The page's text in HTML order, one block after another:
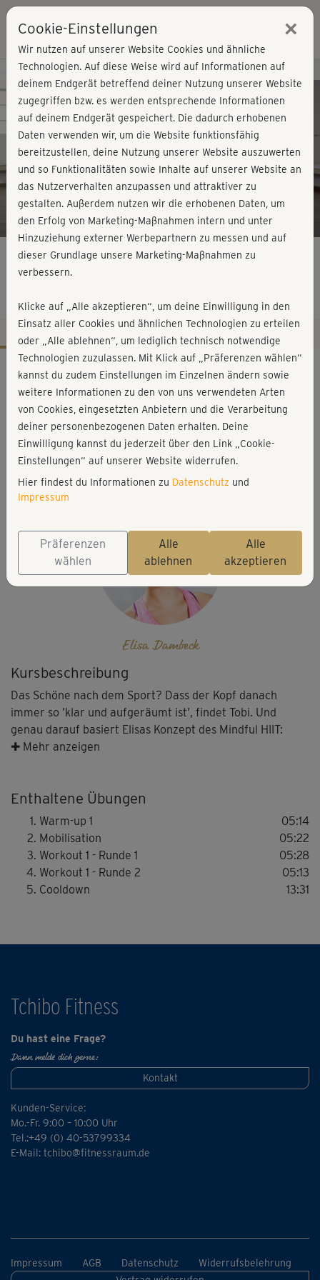
Play
Video
Kursvorschau - Jetzt mitmachen!
Mindful HIIT - Workout 1
Kursbeschreibung
Das Schöne nach dem Sport? Dass der Kopf danach
immer so ’klar und aufgeräumt ist’, findet Tobi. Und
genau darauf basiert Elisas Konzept des Mindful HIIT:
zuerst mit einem Warm-up, einer Mobilisation und zwei
körperlicher mit geistiger Entspannung herzustellen und
zu vertiefen. Lass’ dich einfach darauf ein – du wirst es
garantiert genießen!
Im Workout 1 trainiert ihr fünf abwechslungsreiche
Übungen, die Ober- und Unterkörper gleichermaßen
nacheinander trainieren - dafür gibt's einen eigenen
✚ Mehr anzeigen
Enthaltene Übungen
Warm-up 1
05:14
Mobilisation
05:22
Workout 1 - Runde 1
05:28
Workout 1 - Runde 2
05:13
Cooldown
13:31
Workout-Facts
anspruchsvoll
35 Min
135 kcal
Elisa Dambeck
Matte
Elisa Dambeck
Tchibo Fitness
Du hast eine Frage?
Dann melde dich gerne:
Kontakt
Kunden-Service:
Mo.-Fr. 9:00 – 10:00 Uhr
Tel.:+49 (0) 40-53799334
E-Mail: tchibo@fitnessraum.de
Impressum AGB Datenschutz
Widerrufsbelehrung
Cookie-Einstellungen ×
Wir nutzen auf unserer Website Cookies und ähnliche
Technologien. Auf diese Weise wird auf Informationen auf
deinem Endgerät betreffend deiner Nutzung unserer Website
zugegriffen bzw. es werden entsprechende Informationen
auf deinem Endgerät gespeichert. Die dadurch erhobenen
Daten verwenden wir, um die Website funktionsfähig
bereitzustellen, deine Nutzung unserer Website auszuwerten
und so Funktionalitäten sowie Inhalte auf unserer Website an
das Nutzerverhalten anzupassen und attraktiver zu
gestalten. Außerdem nutzen wir die erhobenen Daten, um
den Erfolg von Marketing-Maßnahmen intern und unter
Hinzuziehung externer Werbepartnern zu messen und auf
dieser Grundlage unsere Marketing-Maßnahmen zu
verbessern.
Klicke auf „Alle akzeptieren“, um deine Einwilligung in den
Einsatz aller Cookies und ähnlichen Technologien zu erteilen
oder „Alle ablehnen“, um lediglich technisch notwendige
Technologien zuzulassen. Mit Klick auf „Präferenzen wählen“
kannst du zudem Einstellungen im Einzelnen ändern sowie
weitere Informationen zu den von uns verwendeten Arten
von Cookies, eingesetzten Anbietern und die Verarbeitung
deiner personenbezogenen Daten erhalten. Deine
Einwilligung kannst du jederzeit über den Link „Cookie-
Einstellungen“ auf unserer Website widerrufen.
Hier findest du Informationen zu Datenschutz und
Impressum
Präferenzen
wählen
Alle
ablehnen
Alle
akzeptieren